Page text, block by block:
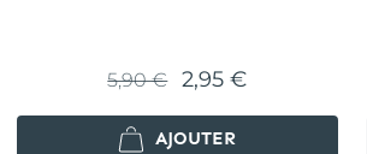
5,90 € 2,95 €
AJOUTER